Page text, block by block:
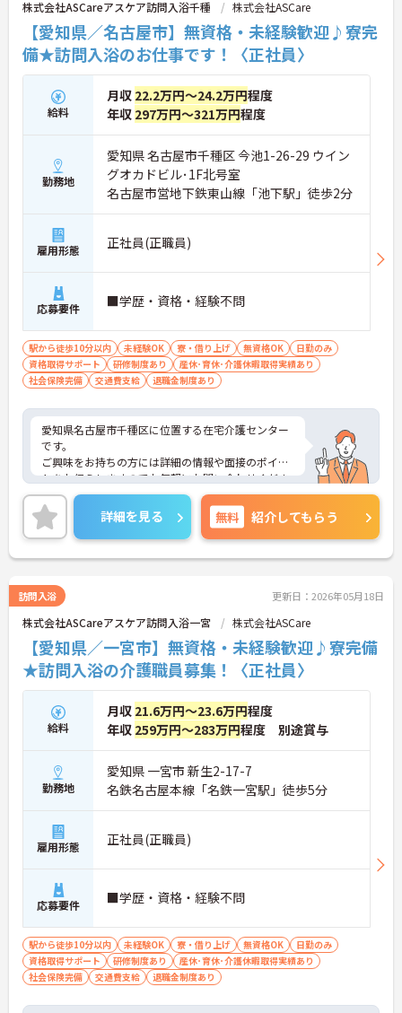
株式会社ASCareアスケア訪問入浴千種 株式会社ASCare
【愛知県／名古屋市】無資格・未経験歓迎♪寮完
備★訪問入浴のお仕事です！〈正社員〉
給料
月収 22.2万円～24.2万円程度
年収 297万円～321万円程度
勤務地
愛知県 名古屋市千種区 今池1-26-29 ウイン
グオカドビル･1F北号室
名古屋市営地下鉄東山線「池下駅」徒歩2分
雇用形態 正社員(正職員)
応募要件 ■学歴・資格・経験不問
駅から徒歩10分以内 未経験OK 寮・借り上げ 無資格OK
日勤のみ
資格取得サポート
研修制度あり
産休･育休･介護休暇取得実績あり
社会保険完備
交通費支給 退職金制度あり
愛知県名古屋市千種区に位置する在宅介護センター
です。
ご興味をお持ちの方には詳細の情報や面接のポイン
トをお伝えしますのでお気軽にお問い合わせくださ
いませ。
詳細を見る 無料 紹介してもらう
訪問入浴 更新日：2026年05月18日
株式会社ASCareアスケア訪問入浴一宮 株式会社ASCare
【愛知県／一宮市】無資格・未経験歓迎♪寮完備
★訪問入浴の介護職員募集！〈正社員〉
給料
月収 21.6万円～23.6万円程度
年収 259万円～283万円程度 別途賞与
勤務地
愛知県 一宮市 新生2-17-7
名鉄名古屋本線「名鉄一宮駅」徒歩5分
雇用形態 正社員(正職員)
応募要件 ■学歴・資格・経験不問
駅から徒歩10分以内 未経験OK 寮・借り上げ 無資格OK
日勤のみ
資格取得サポート
研修制度あり
産休･育休･介護休暇取得実績あり
社会保険完備
交通費支給 退職金制度あり